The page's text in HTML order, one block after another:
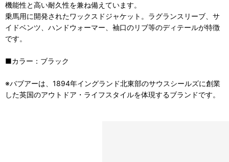
機能性と高い耐久性を兼ね備えています。
乗馬用に開発されたワックスドジャケット。ラグランスリーブ、サ
イドベンツ、ハンドウォーマー、袖口のリブ等のディテールが特徴
です。
■カラー：ブラック
※バブアーは、1894年イングランド北東部のサウスシールズに創業
した英国のアウトドア・ライフスタイルを体現するブランドです。